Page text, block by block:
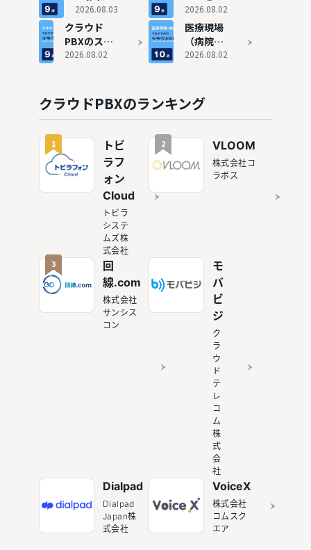
選！使い
方・メリ
ットも解
説
選
めクラウ
ドPBX9
選【料金
比較表あ
2026.08.03
入するな
らまずは
無料で！
コストカ
2026.08.02
クラウド
PBXのスマ
ホアプリ
おすすめ9
選
2026.08.02
医療現場
（病院・
ナースコ
のクラウ
ドPBX10
選
2026.08.02
クラウドPBXのランキング
1
トビ
ラフ
ォン
Cloud
トビラ
システ
ムズ株
式会社
2 VLOOM
株式会社コ
ラボス
3
回
線.com
株式会社
サンシス
コン
モ
バ
ビ
ジ
ク
ラ
ウ
ド
テ
レ
コ
ム
株
式
会
社
Dialpad
Dialpad
Japan株
式会社
VoiceX
株式会社
コムスク
エア